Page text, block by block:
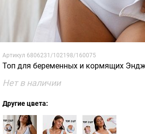
Артикул 6806231/102198/160075
Топ для беременных и кормящих
Нет в наличии
Другие цвета: